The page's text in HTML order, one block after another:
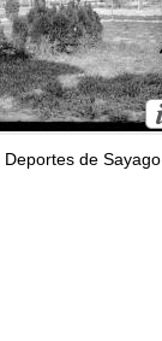
Deportes de Sayago.